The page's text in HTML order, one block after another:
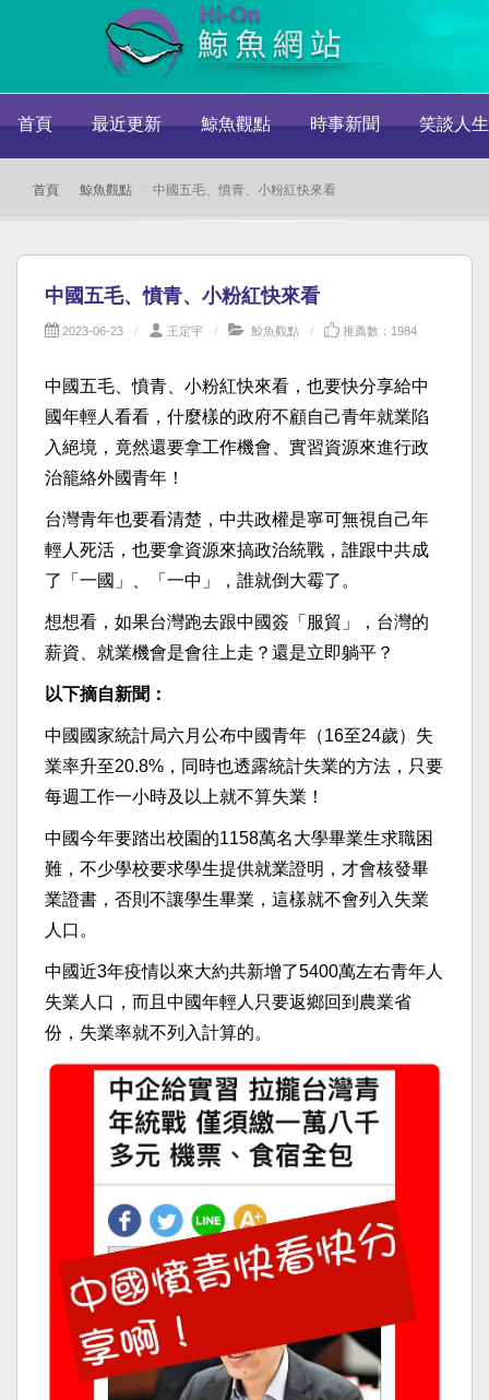
首頁 最近更新 鯨魚觀點 時事新聞 笑談人生
首頁 鯨魚觀點 中國五毛、憤青、小粉紅快來看
中國五毛、憤青、小粉紅快來看
2023-06-23 王定宇 鯨魚觀點 推薦數：1984
中國五毛、憤青、小粉紅快來看，也要快分享給中
國年輕人看看，什麼樣的政府不顧自己青年就業陷
入絕境，竟然還要拿工作機會、實習資源來進行政
治籠絡外國青年！
台灣青年也要看清楚，中共政權是寧可無視自己年
輕人死活，也要拿資源來搞政治統戰，誰跟中共成
了「一國」、「一中」，誰就倒大霉了。
想想看，如果台灣跑去跟中國簽「服貿」，台灣的
薪資、就業機會是會往上走？還是立即躺平？
以下摘自新聞：
中國國家統計局六月公布中國青年（16至24歲）失
業率升至20.8%，同時也透露統計失業的方法，只要
每週工作一小時及以上就不算失業！
中國今年要踏出校園的1158萬名大學畢業生求職困
難，不少學校要求學生提供就業證明，才會核發畢
業證書，否則不讓學生畢業，這樣就不會列入失業
人口。
中國近3年疫情以來大約共新增了5400萬左右青年人
失業人口，而且中國年輕人只要返鄉回到農業省
份，失業率就不列入計算的。